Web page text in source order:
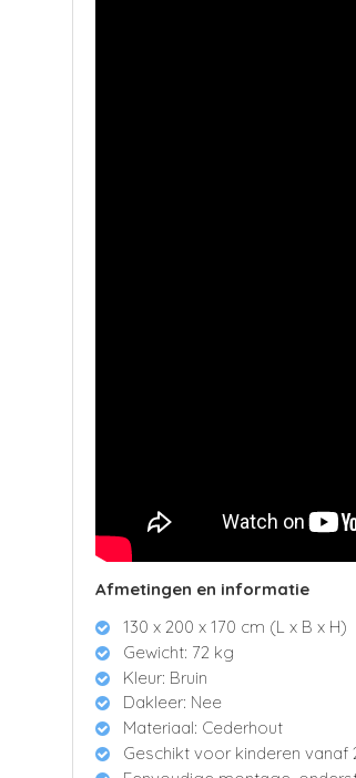
Afmetingen en informatie
130 x 200 x 170 cm (L x B x H)
Gewicht: 72 kg
Kleur: Bruin
Dakleer: Nee
Materiaal: Cederhout
Geschikt voor kinderen vanaf